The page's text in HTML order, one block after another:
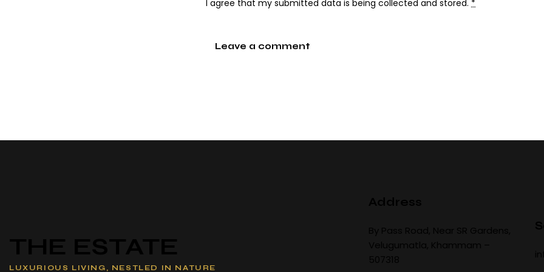
I agree that my submitted data is beingcollected and stored. *
LUXURIOUS LIVING, NESTLED IN NATURE